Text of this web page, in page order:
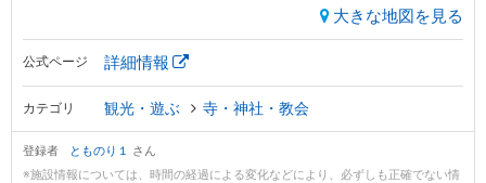
大きな地図を見る
公式ページ 詳細情報
カテゴリ 観光・遊ぶ 寺・神社・教会
登録者 とものり１ さん
※施設情報については、時間の経過による変化などにより、必ずしも正確でない情